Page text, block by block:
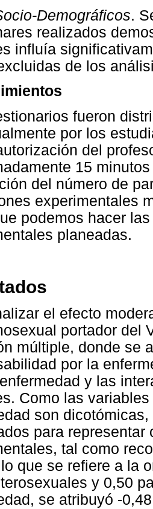
Demográficos.
realizados
influía
de los
fueron
por los
del
15
del número de
experimentales
podemos hacer
planeadas.
el efecto
portador del
múltiple, donde se
por la
y las
Como las
son
para
tal como
que se refiere a la
y 0,50
se atribuyó -